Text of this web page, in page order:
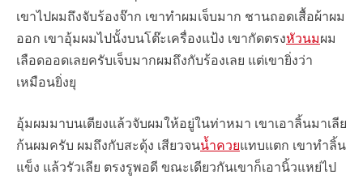
เขาไปผมถึงจับร้องจ๊าก เขาทำผมเจ็บมาก ชานถอดเสื้อผ้าผม
ออก เขาอุ้มผมไปนั้งบนโต๊ะเครื่องแป้ง เขากัดตรงหัวนมผม
เลือดออดเลยครับเจ็บมากผมถึงกับร้องเลย แต่เขายิ่งว่า
เหมือนยิ่งยุ
อุ้มผมมาบนเตียงแล้วจับผมให้อยู่ในท่าหมา เขาเอาลิ้นมาเลีย
ก้นผมครับ ผมถึงกับสะดุ้ง เสียวจนน้ำควยแทบแตก เขาทำลิ้น
แข็ง แล้วรัวเลีย ตรงรูพอดี ขณะเดียวกันเขาก็เอานิ้วแหย่ไป